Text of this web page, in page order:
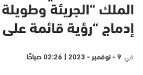
الملك “الجريئة
إدماج “رؤية قائمة على
في 9 - نوفمبر - 2023 | 02:26 صباحًا